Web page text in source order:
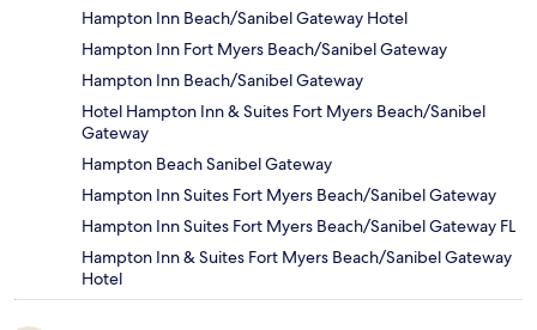
Hampton Inn Beach/Sanibel Gateway Hotel
Hampton Inn Fort Myers Beach/Sanibel Gateway
Hampton Inn Beach/Sanibel Gateway
Hotel Hampton Inn & Suites Fort Myers Beach/Sanibel
Gateway
Hampton Beach Sanibel Gateway
Hampton Inn Suites Fort Myers Beach/Sanibel Gateway
Hampton Inn Suites Fort Myers Beach/Sanibel Gateway FL
Hampton Inn & Suites Fort Myers Beach/Sanibel Gateway
Hotel